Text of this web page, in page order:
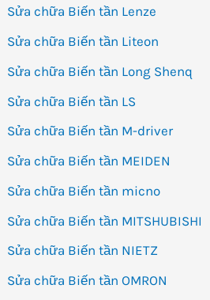
Sửa chữa Biến tần Lenze
Sửa chữa Biến tần Liteon
Sửa chữa Biến tần Long Shenq
Sửa chữa Biến tần LS
Sửa chữa Biến tần M-driver
Sửa chữa Biến tần MEIDEN
Sửa chữa Biến tần micno
Sửa chữa Biến tần MITSHUBISHI
Sửa chữa Biến tần NIETZ
Sửa chữa Biến tần OMRON